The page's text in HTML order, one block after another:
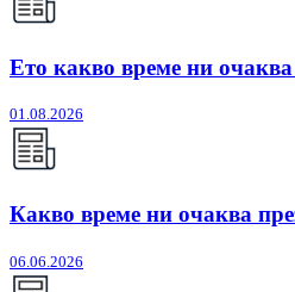
Ето какво време ни
01.08.2026
Какво време ни очаква
06.06.2026